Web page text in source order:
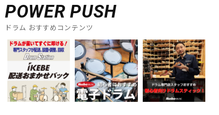
POWER PUSH
ドラム おすすめコンテンツ